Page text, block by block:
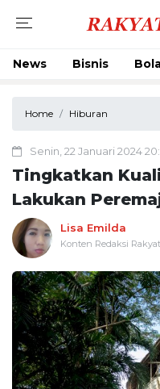
News Bisnis
Home Hiburan
Senin, 22 Januari 2024
Tingkatkan
Lakukan
Lisa Emilda
Konten Redaksi